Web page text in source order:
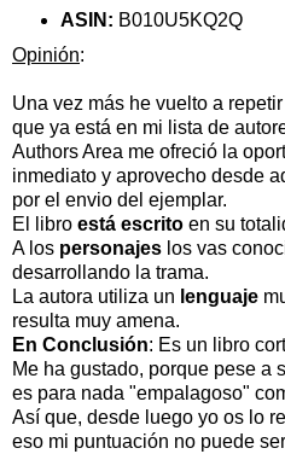
ASIN: B010U5KQ2Q
Opinión:
Una vez más he vuelto a
que ya está en mi lista de
Authors Area me ofreció la
inmediato y aprovecho desde
por el envio del ejemplar.
El libro está escrito en su
A los personajes los vas
desarrollando la trama.
La autora utiliza un lenguaje
resulta muy amena.
En Conclusión: Es un libro
Me ha gustado, porque pese a
es para nada "empalagoso"
Así que, desde luego yo os lo
eso mi puntuación no puede